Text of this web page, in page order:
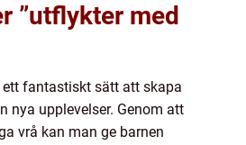
”utflykter med
ett fantastiskt sätt att skapa
nya upplevelser. Genom att
vrå kan man ge barnen